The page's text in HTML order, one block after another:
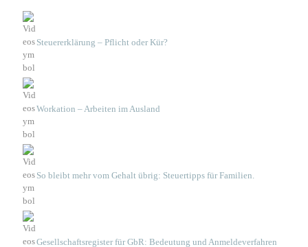
Steuererklärung – Pflicht oder Kür?
Workation – Arbeiten im Ausland
So bleibt mehr vom Gehalt übrig: Steuertipps für Familien.
Gesellschaftsregister für GbR: Bedeutung und Anmeldeverfahren